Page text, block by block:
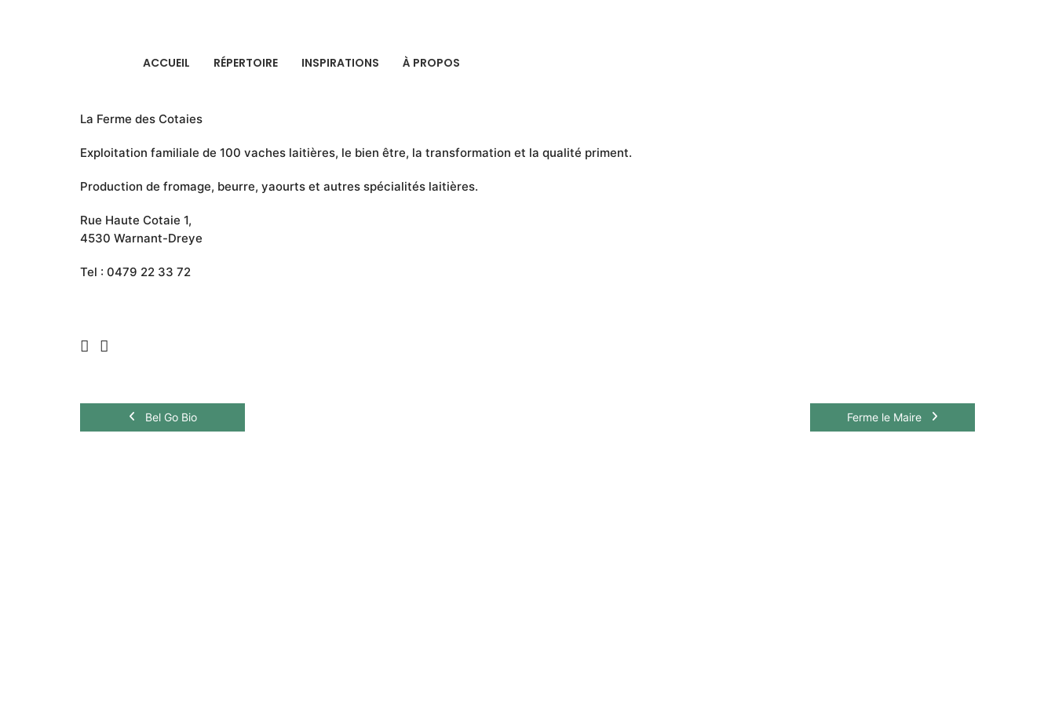
ACCUEIL RÉPERTOIRE INSPIRATIONS À PROPOS
La Ferme des Cotaies
Exploitation familiale de 100 vaches laitières, le bien être, la transformation et la qualité priment.
Production de fromage, beurre, yaourts et autres spécialités laitières.
Rue Haute Cotaie 1,
4530 Warnant-Dreye
Tel : 0479 22 33 72
Bel Go Bio Ferme le Maire